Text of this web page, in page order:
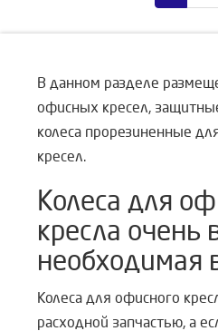
В данном разделе
офисных кресел,
колеса прорезиненные
кресел.
Колеса для
кресла очень
необходимая
Колеса для офисного
расходной запчастью, а